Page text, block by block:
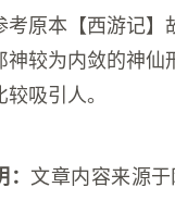
考原本【西游记
神较为内敛的神
吸引人。
文章内容来源